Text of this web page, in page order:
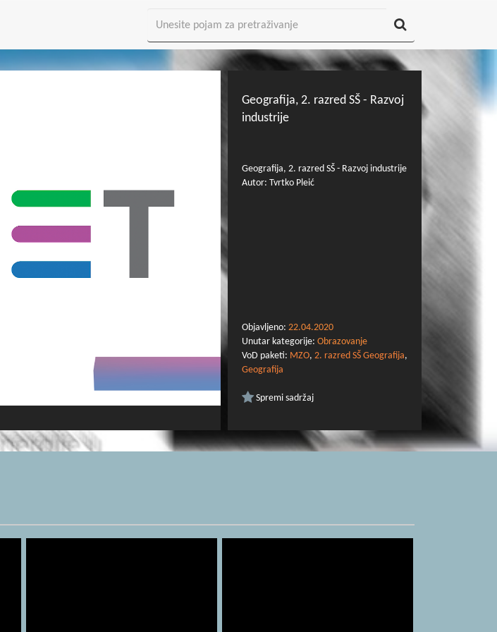
Geografija, 2. razred SŠ - Razvoj
industrije
Geografija, 2. razred SŠ - Razvoj industrije
Autor: Tvrtko Pleić
Objavljeno: 22.04.2020
Unutar kategorije: Obrazovanje
VoD paketi: MZO, 2. razred SŠ Geografija,
Geografija
Spremi sadržaj